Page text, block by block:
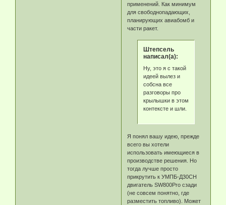
применений. Как минимум
для свободнопадающих,
планирующих авиабомб и
части ракет.
Штепсель
написал(а):
Ну, это я с такой
идеей вылез и
собсна все
разговоры про
крылышки в этом
контексте и шли.
Я понял вашу идею, прежде
всего вы хотели
использовать имеющиеся в
производстве решения. Но
тогда лучше просто
прикрутить к УМПБ-Д30СН
двигатель SW800Pro сзади
(не совсем понятно, где
разместить топливо). Может